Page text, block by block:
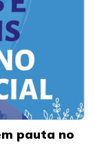
pauta no